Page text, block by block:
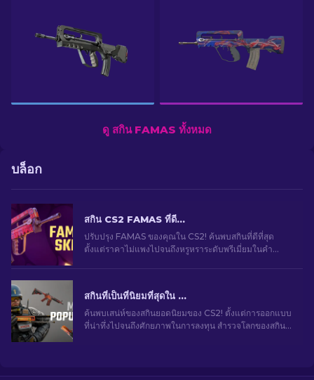
ดู สกิน FAMAS ทั้งหมด
บล็อก
สกิน CS2 FAMAS ที่ดีที่สุด: ราคาถูกไปแพงที่สุด [2026]
ปรับปรุง FAMAS ของคุณใน CS2! ค้นพบสกินที่ดีที่สุด
ตั้งแต่ราคาไม่แพงไปจนถึงหรูหราระดับพรีเมี่ยมในคำ
สกินที่เป็นที่นิยมที่สุดใน CS2
ค้นพบเสน่ห์ของสกินยอดนิยมของ CS2! ตั้งแต่การออกแบบ
ที่น่าทึ่งไปจนถึงศักยภาพในการลงทุน สำรวจโลกของสกิน